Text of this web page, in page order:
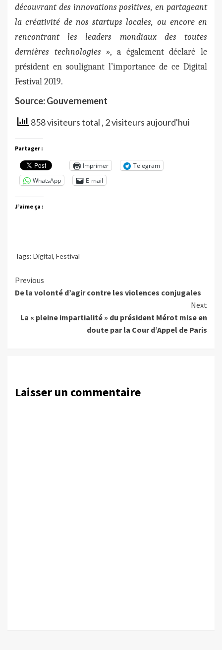
découvrant des innovations positives, en partageant
la créativité de nos startups locales, ou encore en
rencontrant les leaders mondiaux des toutes
dernières technologies », a également déclaré le
président en soulignant l’importance de ce Digital
Festival 2019.
Source: Gouvernement
858 visiteurs total , 2 visiteurs aujourd'hui
Partager :
Imprimer
Telegram
WhatsApp
E-mail
J’aime ça :
Tags: Digital, Festival
Continue
Reading
Previous
De la volonté d’agir contre les violences conjugales
Next
La « pleine impartialité » du président Mérot mise en
doute par la Cour d’Appel de Paris
Laisser un commentaire